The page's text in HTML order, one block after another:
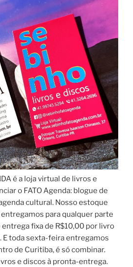
é a loja virtual de livros e
o FATO Agenda: blogue de
cultural. Nosso estoque
para qualquer parte
fixa de R$10,00 por livro
E toda sexta-feira entregamos
de Curitiba, é só combinar.
e discos à pronta-entrega.